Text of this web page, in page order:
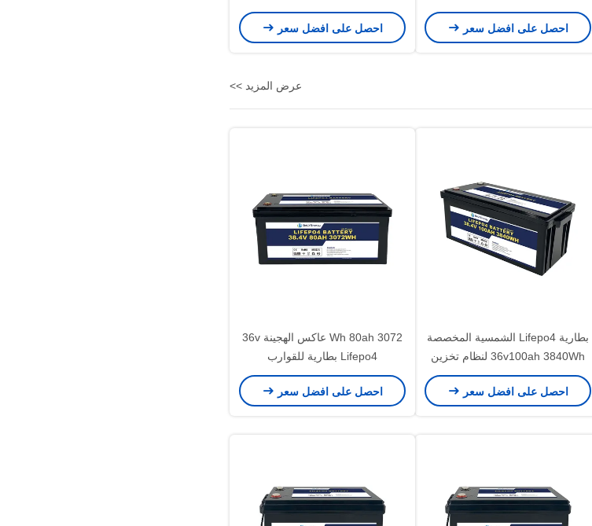
Lifepo4 البطارية البحرية دورة عميقة
احصل على افضل سعر
احصل على افضل سعر
عرض المزيد >>
بطارية Lifepo4 الشمسية المخصصة
36v100ah 3840Wh لنظام تخزين
الطاقة للاستخدام المنزلي
احصل على افضل سعر
3072 Wh 80ah عاكس الهجينة 36v
Lifepo4 بطارية للقوارب
احصل على افضل سعر